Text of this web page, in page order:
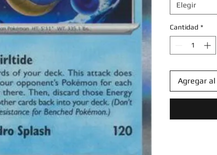
Elegir
Cantidad *
Agregar